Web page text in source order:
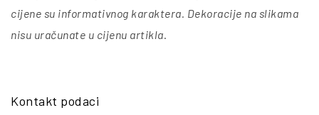
cijene su informativnog karaktera. Dekoracije na slikama
nisu uračunate u cijenu artikla.
Kontakt podaci